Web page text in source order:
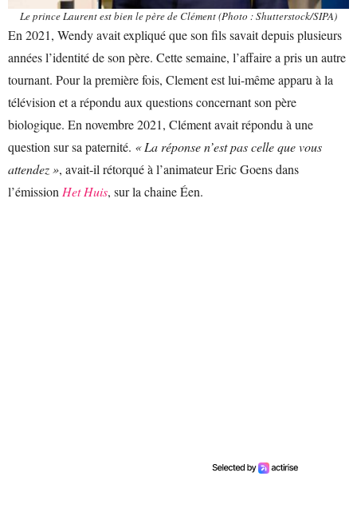
Le prince Laurent est bien le père de Clément (Photo : Shutterstock/SIPA)
En 2021, Wendy avait expliqué que son fils savait depuis plusieurs
années l’identité de son père. Cette semaine, l’affaire a pris un autre
tournant. Pour la première fois, Clement est lui-même apparu à la
télévision et a répondu aux questions concernant son père
biologique. En novembre 2021, Clément avait répondu à une
question sur sa paternité. « La réponse n’est pas celle que vous
attendez », avait-il rétorqué à l’animateur Eric Goens dans
l’émissionHet Huis, sur la chaine Éen.